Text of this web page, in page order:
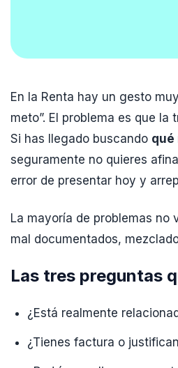
En la Renta hay un gesto
meto”. El problema es que
Si has llegado buscando qué
seguramente no quieres
error de presentar hoy y
La mayoría de problemas no
mal documentados,
Las tres preguntas
¿Está realmente
¿Tienes factura o